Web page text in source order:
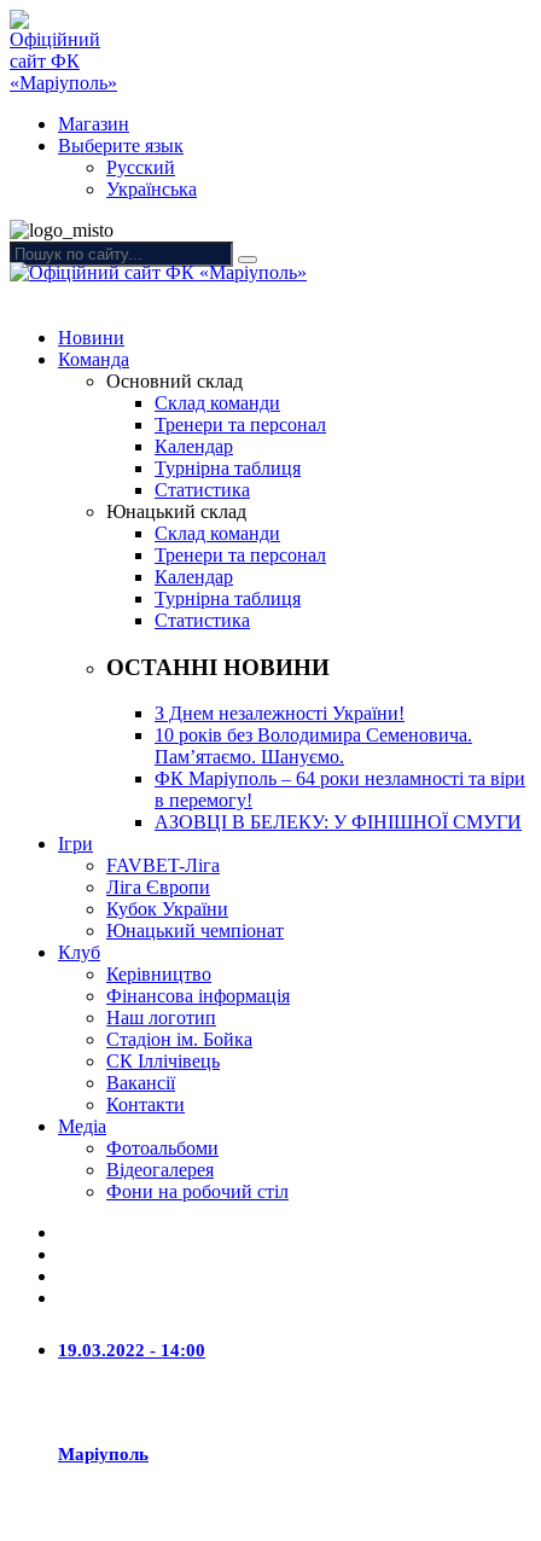
Магазин
Выберите язык
Русский
Українська
Новини
Команда
Основний склад
Склад команди
Тренери та персонал
Календар
Турнірна таблиця
Статистика
Юнацький склад
Склад команди
Тренери та персонал
Календар
Турнірна таблиця
Статистика
ОСТАННІ НОВИНИ
З Днем незалежності України!
10 років без Володимира Семеновича.
Пам’ятаємо. Шануємо.
ФК Маріуполь – 64 роки незламності та віри
в перемогу!
АЗОВЦІ В БЕЛЕКУ: У ФІНІШНОЇ СМУГИ
Ігри
FAVBET-Ліга
Ліга Європи
Кубок України
Юнацький чемпіонат
Клуб
Керівництво
Фінансова інформація
Наш логотип
Стадіон ім. Бойка
СК Іллічівець
Вакансії
Контакти
Медіа
Фотоальбоми
Відеогалерея
Фони на робочий стіл
19.03.2022 - 14:00
Маріуполь